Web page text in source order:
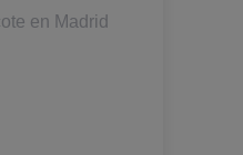
en Madrid